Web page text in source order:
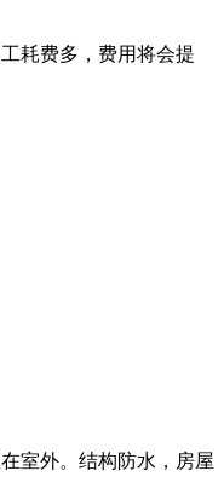
耗费多，费用将会提
室外。结构防水，房屋